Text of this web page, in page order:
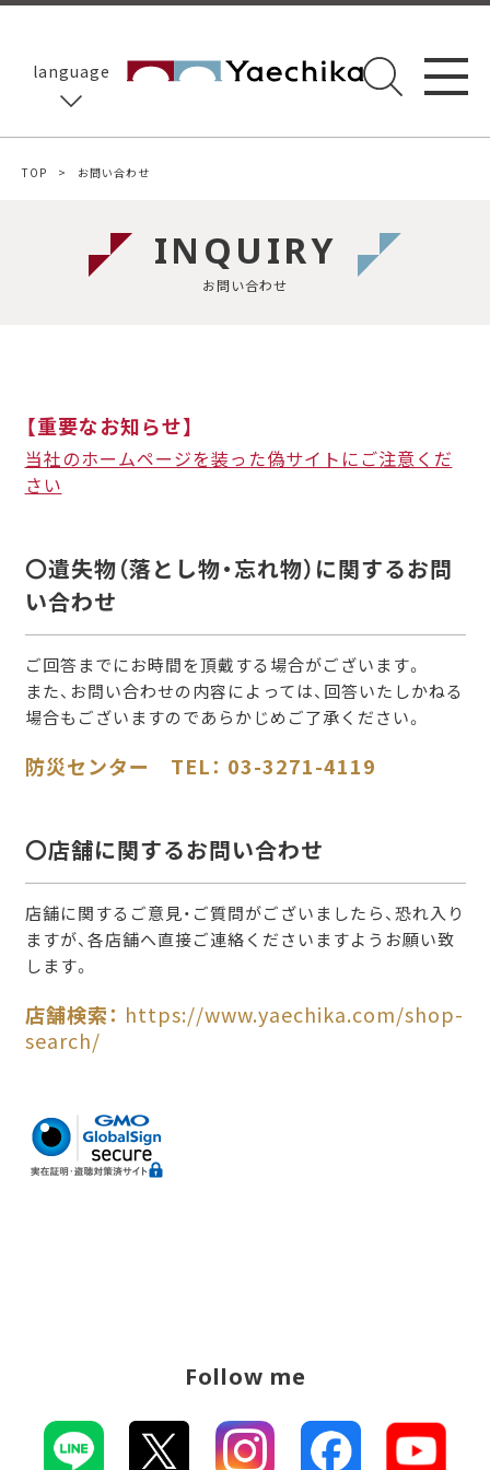
language
TOP お問い合わせ
INQUIRY
お問い合わせ
【重要なお知らせ】
当社のホームページを装った偽サイトにご注意くだ
さい​
〇遺失物（落とし物・忘れ物）に関するお問
い合わせ
ご回答までにお時間を頂戴する場合がございます。
また、お問い合わせの内容によっては、回答いたしかねる
場合もございますのであらかじめご了承ください。
防災センター TEL： 03-3271-4119
〇店舗に関するお問い合わせ
店舗に関するご意見・ご質問がございましたら、恐れ入り
ますが、各店舗へ直接ご連絡くださいますようお願い致
します。
店舗検索： https://www.yaechika.com/shop-
search/
Follow me